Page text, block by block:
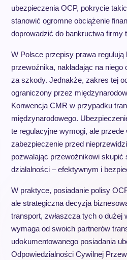
ubezpieczenia OCP, pokrycie
stanowić ogromne obciążenie
doprowadzić do bankructwa firmy
W Polsce przepisy prawa
przewoźnika, nakładając na
za szkody. Jednakże, zakres tej
ograniczony przez
Konwencja CMR w przypadku
międzynarodowego.
te regulacyjne wymogi, ale
zabezpieczenie przed
pozwalając przewoźnikowi skupić
działalności – efektywnym i
W praktyce, posiadanie polisy
ale strategiczna decyzja
transport, zwłaszcza tych o dużej
wymaga od swoich partnerów
udokumentowanego posiadania
Odpowiedzialności Cywilnej